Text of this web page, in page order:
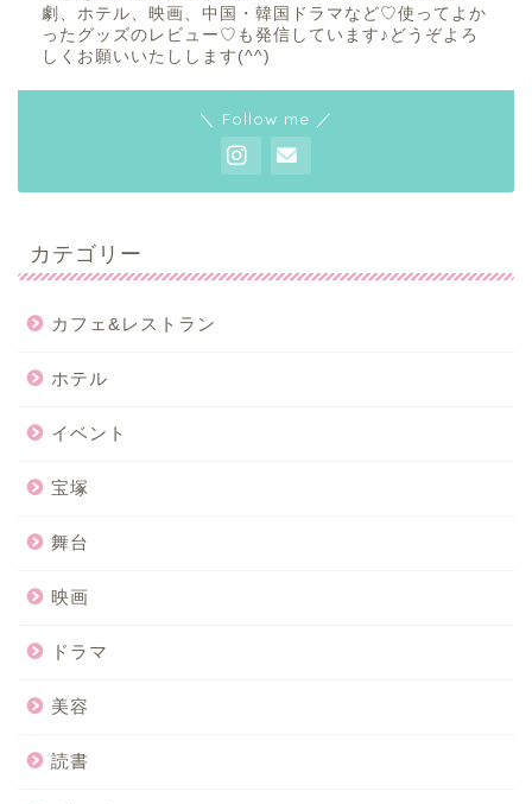
劇、ホテル、映画、中国・韓国ドラマなど♡使ってよか
ったグッズのレビュー♡も発信しています♪どうぞよろ
しくお願いいたしします(^^)
＼ Follow me ／
カテゴリー
カフェ&レストラン
ホテル
イベント
宝塚
舞台
映画
ドラマ
美容
読書